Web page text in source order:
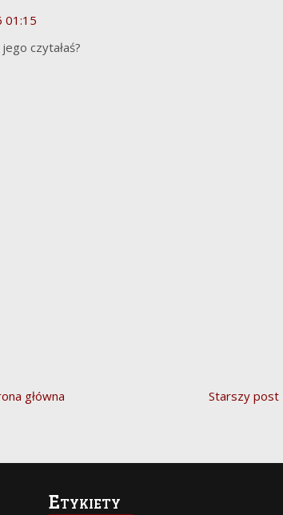
01:15
czytałaś?
Starszy post
główna
Etykiety